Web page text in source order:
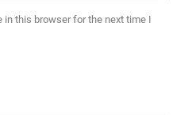
in this browser for the next time I